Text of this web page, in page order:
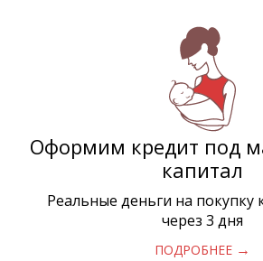
Оформим кредит под
капитал
Реальные деньги на покупку
через 3 дня
ПОДРОБНЕЕ →